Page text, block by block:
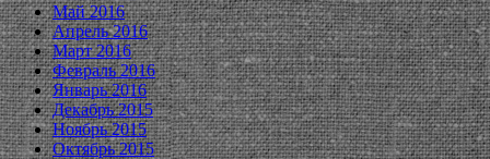
Май 2016
Апрель 2016
Март 2016
Февраль 2016
Январь 2016
Декабрь 2015
Ноябрь 2015
Октябрь 2015